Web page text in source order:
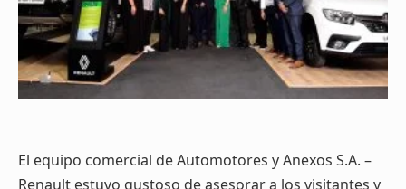
El equipo comercial de Automotores y Anexos S.A. –
Renault estuvo gustoso de asesorar a los visitantes y